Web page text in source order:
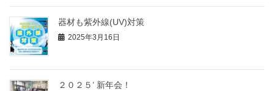
器材も紫外線(UV)対策
2025年3月16日
２０２５’ 新年会！